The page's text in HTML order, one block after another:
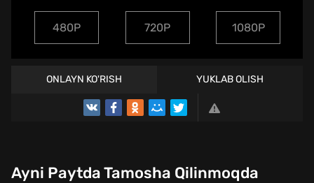
480P 720P 1080P
ONLAYN KO'RISH YUKLAB OLISH
Ayni Paytda Tamosha Qilinmoqda